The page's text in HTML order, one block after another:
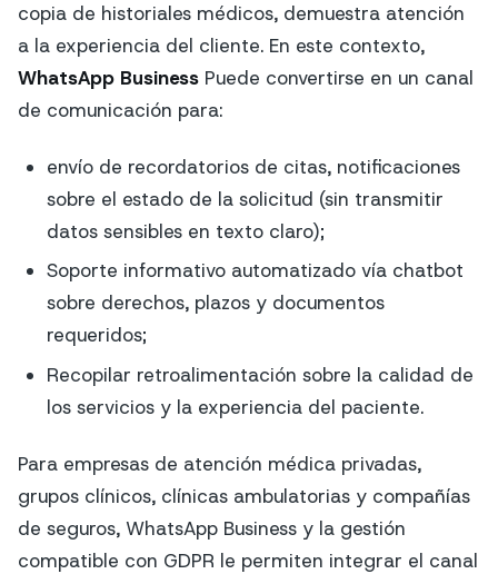
copia de historiales médicos, demuestra atención
a la experiencia del cliente. En este contexto,
WhatsApp Business Puede convertirse en un canal
de comunicación para:
envío de recordatorios de citas, notificaciones
sobre el estado de la solicitud (sin transmitir
datos sensibles en texto claro);
Soporte informativo automatizado vía chatbot
sobre derechos, plazos y documentos
requeridos;
Recopilar retroalimentación sobre la calidad de
los servicios y la experiencia del paciente.
Para empresas de atención médica privadas,
grupos clínicos, clínicas ambulatorias y compañías
de seguros, WhatsApp Business y la gestión
compatible con GDPR le permiten integrar el canal